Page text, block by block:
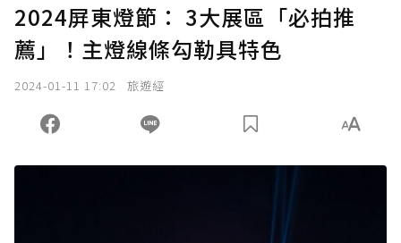
2024屏東燈節： 3大展區「必拍推
薦」！主燈線條勾勒具特色
2024-01-11 17:02 旅遊經